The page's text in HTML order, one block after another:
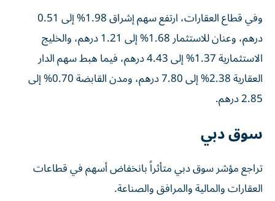
وفي قطاع العقارات، ارتفع سهم إشراق 1.98% إلى 0.51
درهم، وعنان للاستثمار 1.68% إلى 1.21 درهم، والخليج
الاستثمارية 1.37% إلى 4.43 درهم، فيما هبط سهم الدار
العقارية 2.38% إلى 7.80 درهم، ومدن القابضة 0.70% إلى
2.85 درهم.
سوق دبي
تراجع مؤشر سوق دبي متأثراً بانخفاض أسهم في قطاعات
العقارات والمالية والمرافق والصناعة.